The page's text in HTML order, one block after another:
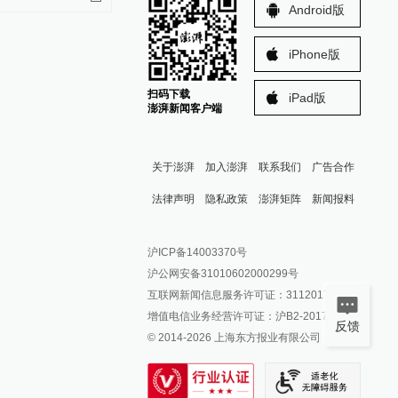
扫码下载
澎湃新闻客户端
Android版
iPhone版
iPad版
关于澎湃 加入澎湃 联系我们 广告合作
法律声明 隐私政策 澎湃矩阵
澎湃新闻公众号
澎湃新闻抖音号
派生万物开放平台
IP SHANGHAI
SIXTH TONE
新闻报料
报料邮箱: news@thepaper.cn
沪ICP备14003370号
沪公网安备31010602000299号
互联网新闻信息服务许可证：31120170006
增值电信业务经营许可证：沪B2-2017116
© 2014-2026 上海东方报业有限公司
反馈